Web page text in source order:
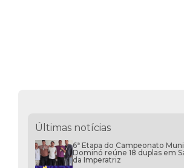
Últimas notícias
6ª Etapa do Campeonato
Dominó reúne 18 duplas em
da Imperatriz